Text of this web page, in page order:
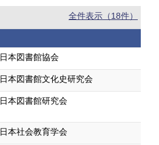
全件表示（18件）
日本図書館協会
日本図書館文化史研究会
日本図書館研究会
日本社会教育学会